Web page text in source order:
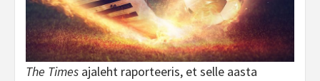
The Times ajaleht raporteeris, et selle aasta